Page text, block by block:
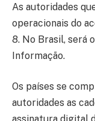
As autoridades
operacionais do
8. No Brasil, será
Informação.
Os países se
autoridades as